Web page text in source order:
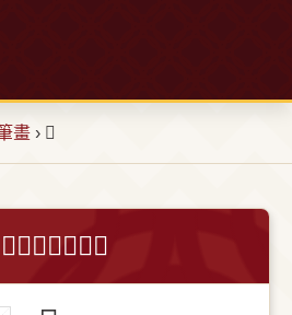
畫 › 𠲈
的意思和解釋